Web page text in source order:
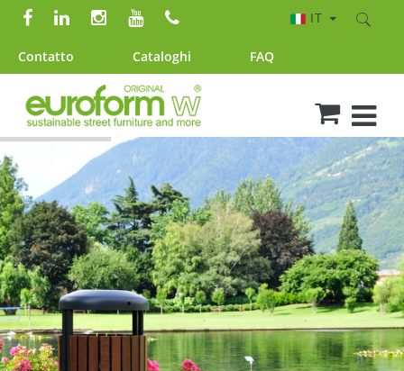
Contatto Cataloghi FAQ
IT